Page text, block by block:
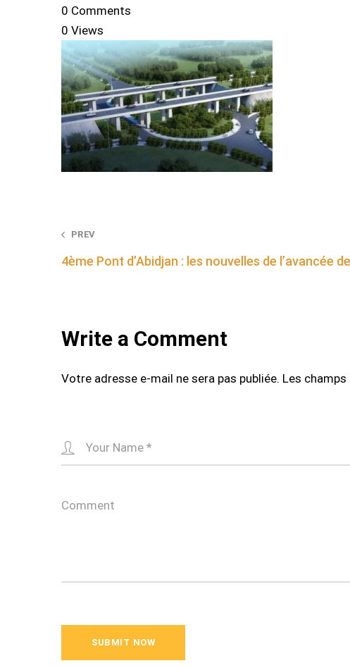
0 Comments
0 Views
Post
navigation
PREV
4ème Pont d’Abidjan : les nouvelles de l’avancée
Write a Comment
Votre adresse e-mail ne sera pas publiée. Les